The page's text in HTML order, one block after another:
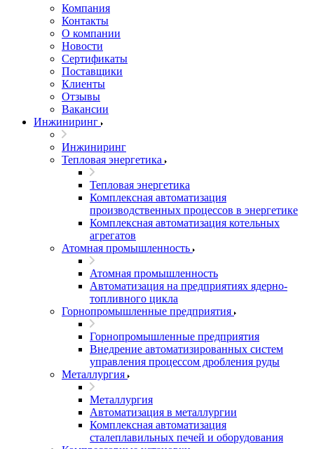
Компания
Контакты
О компании
Новости
Сертификаты
Поставщики
Клиенты
Отзывы
Вакансии
Инжиниринг
Инжиниринг
Тепловая энергетика
Тепловая энергетика
Комплексная автоматизация
производственных процессов в энергетике
Комплексная автоматизация котельных
агрегатов
Атомная промышленность
Атомная промышленность
Автоматизация на предприятиях ядерно-
топливного цикла
Горнопромышленные предприятия
Горнопромышленные предприятия
Внедрение автоматизированных систем
управления процессом дробления руды
Металлургия
Металлургия
Автоматизация в металлургии
Комплексная автоматизация
сталеплавильных печей и оборудования